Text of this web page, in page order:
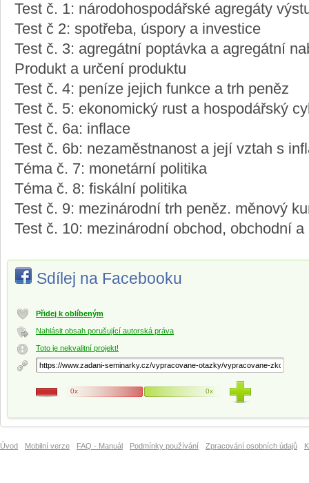
Test č. 1: národohospodářské agregáty
Test č 2: spotřeba, úspory a investice
Test č. 3: agregátní poptávka a agregátní
Produkt a určení produktu
Test č. 4: peníze jejich funkce a trh peněz
Test č. 5: ekonomický rust a hospodářský
Test č. 6a: inflace
Test č. 6b: nezaměstnanost a její vztah s
Téma č. 7: monetární politika
Téma č. 8: fiskální politika
Test č. 9: mezinárodní trh peněz. měnový
Test č. 10: mezinárodní obchod, obchodní
Sdílej na Facebooku
Přidej k oblíbeným
Nahlásit obsah porušující autorská práva
Toto je nekvalitní projekt!
0x 0x
Úvod Mobilní verze FAQ - Manuál Podmínky používání Zpracování osobních údajů